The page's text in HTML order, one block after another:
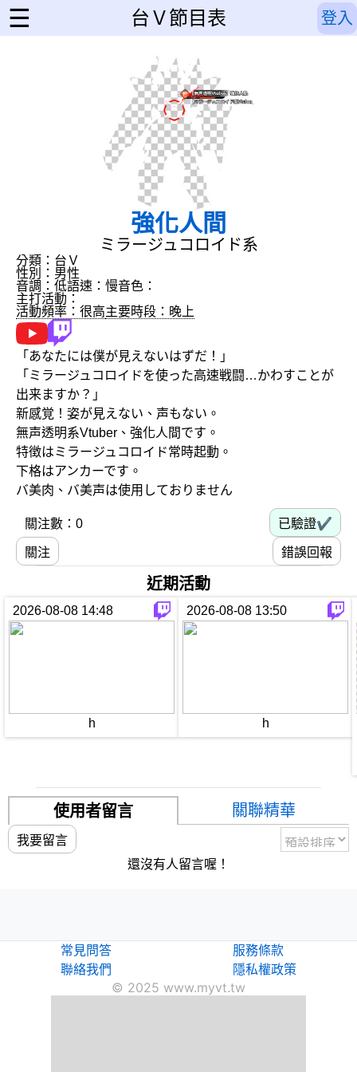
☰ 台Ｖ節目表 登入
強化人間
ミラージュコロイド系
分類：台Ｖ
性別：男性
音調：低語速：慢音色：
主打活動：
活動頻率：很高主要時段：晚上
「あなたには僕が見えないはずだ！」
「ミラージュコロイドを使った高速戦闘…かわすことが
出来ますか？」
新感覚！姿が見えない、声もない。
無声透明系Vtuber、強化人間です。
特徴はミラージュコロイド常時起動。
下格はアンカーです。
バ美肉、バ美声は使用しておりません
關注數：0
關注
已驗證✔
錯誤回報
近期活動
2026-08-08 14:48
h
2026-08-08 13:50
h
使用者留言 關聯精華
我要留言
還沒有人留言喔！
常見問答
聯絡我們
服務條款
隱私權政策
© 2025 www.myvt.tw